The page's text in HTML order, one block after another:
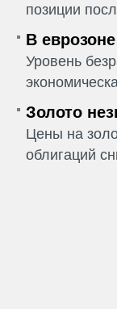
позиции
В
Уровень
Золото
Цены на
облигаций